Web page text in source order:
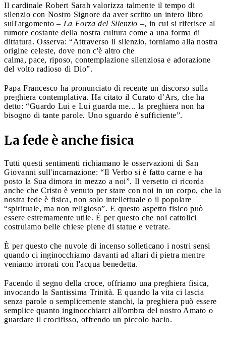
Il cardinale Robert Sarah valorizza talmente il tempo di
silenzio con Nostro Signore da aver scritto un intero libro
sull'argomento – La Forza del Silenzio –, in cui si riferisce al
rumore costante della nostra cultura come a una forma di
dittatura. Osserva: “Attraverso il silenzio, torniamo alla nostra
origine celeste, dove non c'è altro che
calma, pace, riposo, contemplazione silenziosa e adorazione
del volto radioso di Dio”.
Papa Francesco ha pronunciato di recente un discorso sulla
preghiera contemplativa. Ha citato il Curato d’Ars, che ha
detto: “Guardo Lui e Lui guarda me... la preghiera non ha
bisogno di tante parole. Uno sguardo è sufficiente”.
La fede è anche fisica
Tutti questi sentimenti richiamano le osservazioni di San
Giovanni sull'incarnazione: “Il Verbo si è fatto carne e ha
posto la Sua dimora in mezzo a noi”. Il versetto ci ricorda
anche che Cristo è venuto per stare con noi in un corpo, che la
nostra fede è fisica, non solo intellettuale o il popolare
“spirituale, ma non religioso”. E questo aspetto fisico può
essere estremamente utile. È per questo che noi cattolici
costruiamo belle chiese piene di statue e vetrate.
È per questo che nuvole di incenso solleticano i nostri sensi
quando ci inginocchiamo davanti ad altari di pietra mentre
veniamo irrorati con l'acqua benedetta.
Facendo il segno della croce, offriamo una preghiera fisica,
invocando la Santissima Trinità. E quando la vita ci lascia
senza parole o semplicemente stanchi, la preghiera può essere
semplice quanto inginocchiarci all'ombra del nostro Amato o
guardare il crocifisso, offrendo un piccolo bacio.